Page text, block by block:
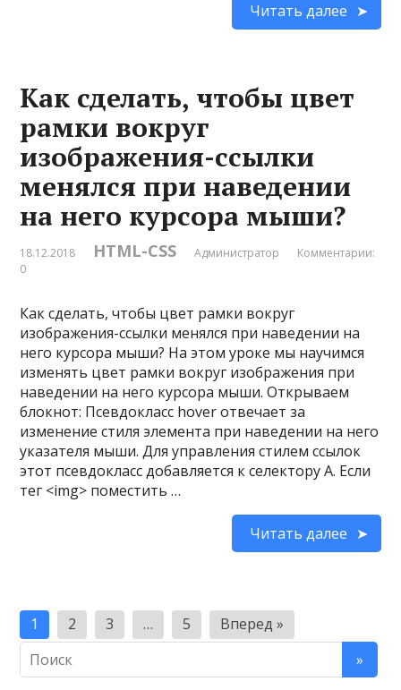
Читать далее
Как сделать, чтобы цвет
рамки вокруг
изображения-ссылки
менялся при наведении
на него курсора мыши?
18.12.2018 HTML-CSS Администратор
Комментарии:
0
Как сделать, чтобы цвет рамки вокруг
изображения-ссылки менялся при наведении на
него курсора мыши? На этом уроке мы научимся
изменять цвет рамки вокруг изображения при
наведении на него курсора мыши. Открываем
блокнот: Псевдокласс hover отвечает за
изменение стиля элемента при наведении на него
указателя мыши. Для управления стилем ссылок
этот псевдокласс добавляется к селектору A. Если
тег <img> поместить …
Читать далее
Пагинация
записей
1 2 3 … 5 Вперед »